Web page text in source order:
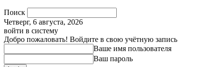
Поиск
Четверг, 6 августа, 2026
войти в систему
Добро пожаловать! Войдите в свою учётную запись
Ваше имя пользователя
Ваш пароль